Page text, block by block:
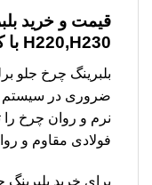
قیمت و خرید
H220,H230 با کیفیت تضمینی
ضروری در
نرم و روان چرخ
فولادی مقاوم و